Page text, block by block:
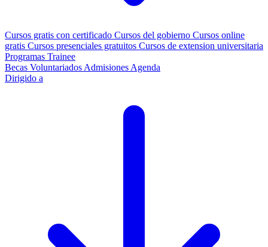
Cursos gratis con certificado Cursos del gobierno Cursos online
gratis Cursos presenciales gratuitos Cursos de extension universitaria
Programas Trainee
Becas Voluntariados Admisiones Agenda
Dirigido a